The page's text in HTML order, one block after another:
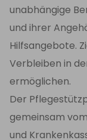
unabhängige
und ihrer
Hilfsangebote.
Verbleiben in
ermöglichen.
Der
gemeinsam
und